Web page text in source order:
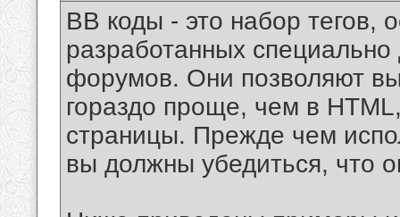
BB коды - это набор тегов,
разработанных
форумов. Они позволяют
гораздо проще, чем в
страницы. Прежде чем
вы должны убедиться, что